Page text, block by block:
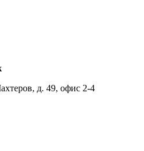
д. 49, офис 2-4